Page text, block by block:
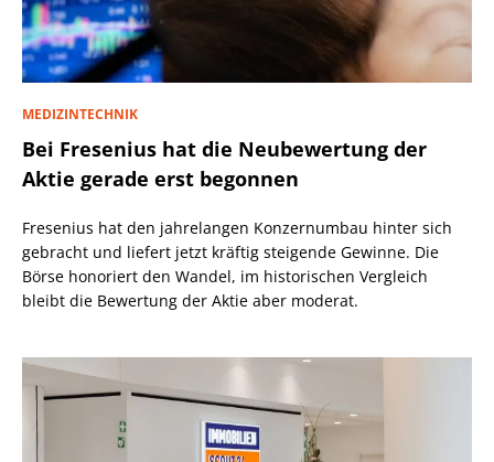
MEDIZINTECHNIK
Bei Fresenius hat die Neubewertung der
Aktie gerade erst begonnen
Fresenius hat den jahrelangen Konzernumbau hinter sich
gebracht und liefert jetzt kräftig steigende Gewinne. Die
Börse honoriert den Wandel, im historischen Vergleich
bleibt die Bewertung der Aktie aber moderat.